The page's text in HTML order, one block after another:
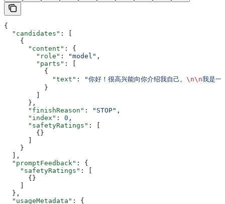
{
  "candidates"
: [
    {
      "content"
: {
        "role"
: "model" ,
        "parts"
: [
          {
            "text"
: "你好！很高兴能向你介绍我自己。 \n\n我是
          }
      },
      "finishReason"
: "STOP" ,
      "index"
: 0 ,
      "safetyRatings"
: [
        {}
    }
  ],
  "promptFeedback"
: {
    "safetyRatings"
: [
      {}
  },
  "usageMetadata"
: {